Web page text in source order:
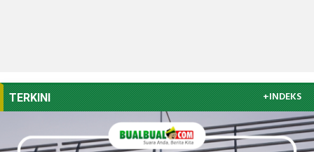
TERKINI +INDEKS